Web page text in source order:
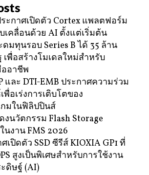
ะกาศเปิดตัว Cortex แพลตฟอร์ม
เคลื่อนด้วย AI ตั้งแต่เริ่มต้น
มทุนรอบ Series B ได้ 35 ล้าน
พื่อสร้างโมเดลใหม่สำหรับ
อาชีพ
และ DTI-EMB ประกาศความร่วม
พื่อเร่งการเติบโตของ
มในฟิลิปปินส์
นวัตกรรม Flash Storage
นงาน FMS 2026
เปิดตัว SSD ซีรีส์ KIOXIA GP1 ที่
สูงเป็นพิเศษสำหรับการใช้งาน
ดิษฐ์ (AI)